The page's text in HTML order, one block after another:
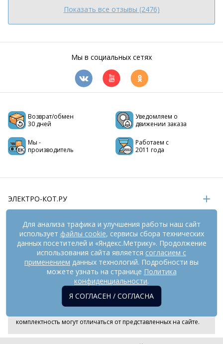
Показать все отзывы (2476)
Мы в социальных сетях
Возврат/обмен
30 дней
Уведомляем о
движении заказа
Мы -
производитель
Работаем с
2011 года
ЭЛЕКТРО-КОТ.РУ
ИНФОРМАЦИЯ
РЕКВИЗИТЫ
На информационном ресурсе применяются
рекомендательные технологии (информационные технологии
предоставления информации на основе сбора,
систематизации и анализа сведений, относящихся к
предпочтениям пользователей сети «Интернет», находящихся
комплектность могут отличаться от представленных на сайте.
Для анализа трафика и улучшения работы наш сайт
использует файлы cookie, сервисы сбора технических
данных посетителей и «Яндекс.Метрику». Продолжение
использования сайта является согласием с
применением данных технологий. Подробности вы
можете узнать на странице Политика
конфиденциальности.
Я СОГЛАСЕН / СОГЛАСНА